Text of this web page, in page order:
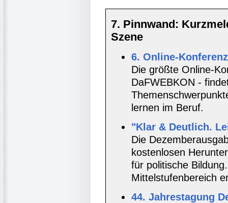
7. Pinnwand:
Szene
6. Online-
Die größte Online-
DaFWEBKON -
lernen im Beruf.
"Klar & Deutlich.
Die
kostenlosen
für politische
Mittelstufenbereich
44. Jahrestagung